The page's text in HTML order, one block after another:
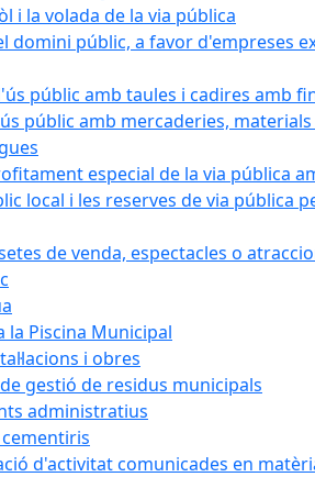
i la volada de la via pública
domini públic, a favor d'empreses
públic amb taules i cadires amb
públic amb mercaderies,
especial de la via pública
local i les reserves de via pública
de venda, espectacles o
la Piscina Municipal
i obres
gestió de residus municipals
administratius
d'activitat comunicades en